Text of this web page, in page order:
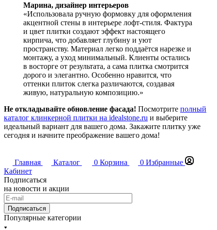
Марина, дизайнер интерьеров
«Использовала ручную формовку для оформления
акцентной стены в интерьере лофт-стиля. Фактура
и цвет плитки создают эффект настоящего
кирпича, что добавляет глубину и уют
пространству. Материал легко поддаётся нарезке и
монтажу, а уход минимальный. Клиенты остались
в восторге от результата, а сама плитка смотрится
дорого и элегантно. Особенно нравится, что
оттенки плиток слегка различаются, создавая
живую, натуральную композицию.»
Не откладывайте обновление фасада! Посмотрите полный
каталог клинкерной плитки на idealstone.ru и выберите
идеальный вариант для вашего дома. Закажите плитку уже
сегодня и начните преображение вашего дома!
Главная Каталог 0 Корзина 0 Избранные
Кабинет
Подписаться
на новости и акции
Подписаться
Популярные категории